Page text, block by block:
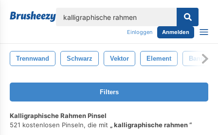
Einloggen Anmelden
Trennwand Schwarz Vektor Element Banner
Filters
Kalligraphische Rahmen Pinsel
521 kostenlosen Pinseln, die mit
kalligraphische rahmen